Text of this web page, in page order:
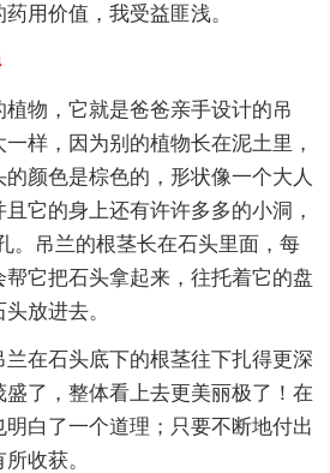
用价值，我受益匪浅。
物，它就是爸爸亲手设计的吊
样，因为别的植物长在泥土里，
颜色是棕色的，形状像一个大人
它的身上还有许许多多的小洞，
。吊兰的根茎长在石头里面，每
它把石头拿起来，往托着它的盘
放进去。
在石头底下的根茎往下扎得更深
了，整体看上去更美丽极了！在
白了一个道理；只要不断地付出
收获。